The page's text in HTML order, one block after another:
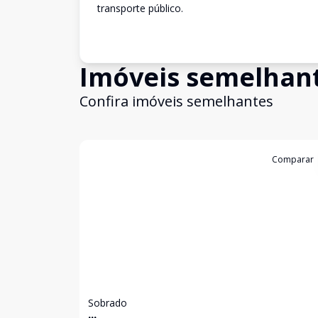
transporte público.
Imóveis
Confira imóveis semelhantes
Comparar
Sobrado
...